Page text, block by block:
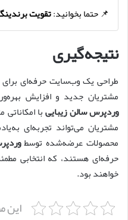
📌 حتما بخوانید:تقویت
نتیجه‌گیری
طراحی یک وب‌سایت حرفه‌ای
مشتریان جدید و افزایش
وردپرس سالن زیباییبا امکاناتی
مشتریان می‌تواند تجربه‌ای
محصولات عرضه‌شده توسط
حرفه‌ای هستند، که انتخابی
خواهند بود.
این